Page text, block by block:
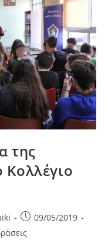
της
Κολλέγιο
Post
published:
09/05/2019